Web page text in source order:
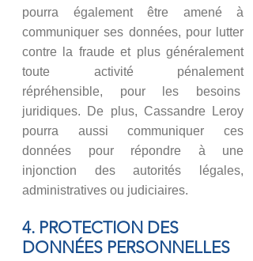
pourra également être amené à
communiquer ses données, pour lutter
contre la fraude et plus généralement
toute activité pénalement
répréhensible, pour les besoins
juridiques. De plus, Cassandre Leroy
pourra aussi communiquer ces
données pour répondre à une
injonction des autorités légales,
administratives ou judiciaires.
4. PROTECTION DES
DONNÉES PERSONNELLES